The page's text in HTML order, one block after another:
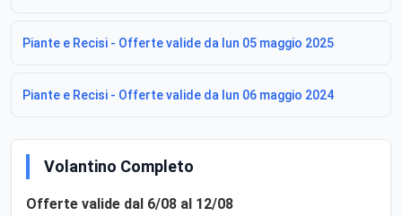
Piante e Recisi - Offerte valide da lun 05 maggio 2025
Piante e Recisi - Offerte valide da lun 06 maggio 2024
Volantino Completo
Offerte valide dal 6/08 al 12/08